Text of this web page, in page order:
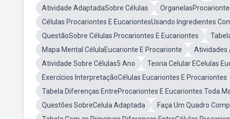
Atividade AdaptadaSobre Células
Células Procariontes E EucariontesUsando Ingredientes
QuestãoSobre Células Procariontes E Eucariontes
Mapa Mental CélulaEucarionte E Procarionte
Atividades
Atividade Sobre Células5 Ano
Teoria Celular ECelulas
Exercícios InterpretaçãoCélulas Eucariontes E Procariontes
Tabela Diferenças EntreProcariontes E Eucariontes Toda
Questões SobreCelula Adaptada
Faça Um Quadro